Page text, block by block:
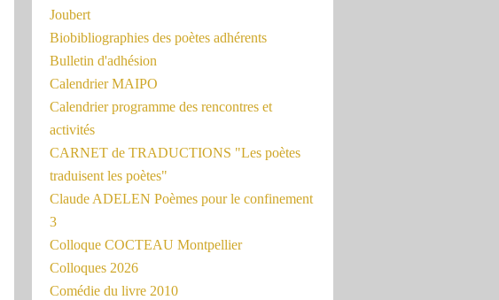
Joubert
Biobibliographies des poètes adhérents
Bulletin d'adhésion
Calendrier MAIPO
Calendrier programme des rencontres et
activités
CARNET de TRADUCTIONS "Les poètes
traduisent les poètes"
Claude ADELEN Poèmes pour le confinement
3
Colloque COCTEAU Montpellier
Colloques 2026
Comédie du livre 2010